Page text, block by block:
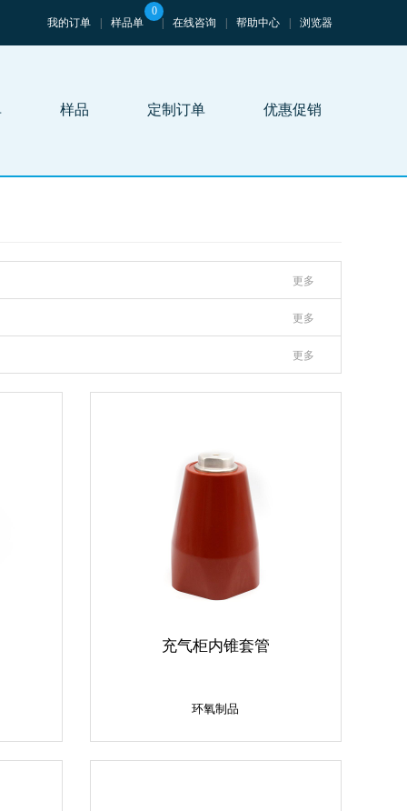
我的订单 样品单
0
在线咨询 帮助中心 浏览器
样品 定制订单 优惠促销
更多
更多
更多
充气柜内锥套管
环氧制品